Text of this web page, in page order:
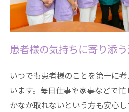
患者様の気持ちに寄り添
いつでも患者様のことを第一に
います。毎日仕事や家事などで
かなか取れないという方も安心